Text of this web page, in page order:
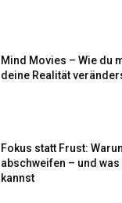
Mind Movies – Wie du
deine Realität
Fokus statt Frust:
abschweifen – und
kannst